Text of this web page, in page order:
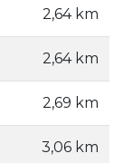
2,64 km
2,64 km
2,69 km
3,06 km